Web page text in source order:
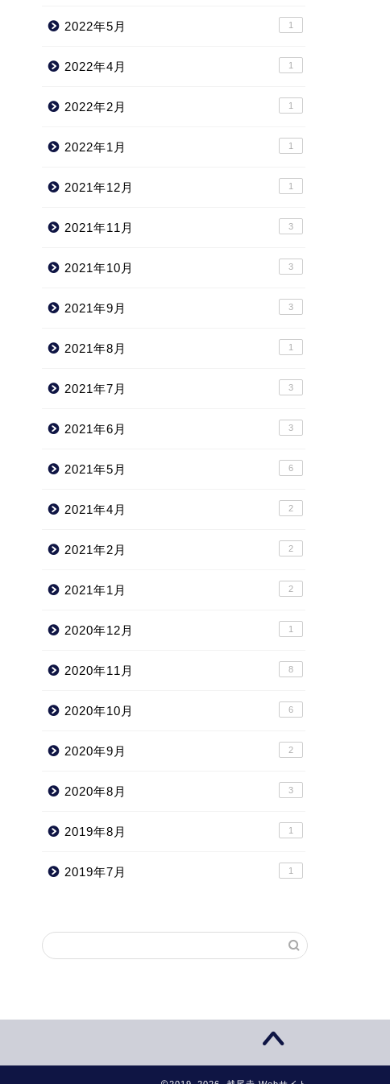
2022年5月 1
2022年4月 1
2022年2月 1
2022年1月 1
2021年12月 1
2021年11月 3
2021年10月 3
2021年9月 3
2021年8月 1
2021年7月 3
2021年6月 3
2021年5月 6
2021年4月 2
2021年2月 2
2021年1月 2
2020年12月 1
2020年11月 8
2020年10月 6
2020年9月 2
2020年8月 3
2019年8月 1
2019年7月 1